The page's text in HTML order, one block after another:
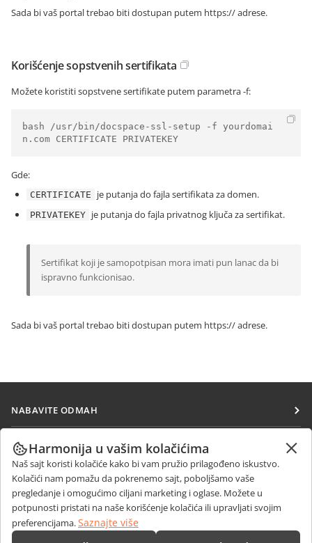
Sada bi vaš portal trebao biti dostupan putem https://adrese.
Korišćenje sopstvenih sertifikata
Možete koristiti sopstvene sertifikate putem parametra -f:
bash /usr/bin/docspace-ssl-setup -f yourdomai
n.com CERTIFICATE PRIVATEKEY
Gde:
CERTIFICATE je putanja do fajla sertifikata za domen.
PRIVATEKEY je putanja do fajla privatnog ključa za sertifikat.
Sertifikat koji je samopotpisan mora imati pun lanac da bi
ispravno funkcionisao.
Sada bi vaš portal trebao biti dostupan putem https://adrese.
NABAVITE ODMAH
Docs
DocSpace
Workspace
Konektori
Desktop aplikacije
SARAĐUJTE
Za doprinosioce
Za prevodioce
Za influensere
Slobodna radna mesta
PRIMAJTE VESTI
Blog
DOBIJTE POMOĆ
Forum
Harmonija u vašim kolačićima
Naš sajt koristi kolačiće kako bi vam pružio prilagođeno iskustvo.
Kolačići nam pomažu da pokrenemo sajt, poboljšamo vaše
pregledanje i omogućimo ciljani marketing i oglase. Možete u
potpunosti pristati na naše korišćenje kolačića ili upravljati svojim
preferencijama.Saznajte više